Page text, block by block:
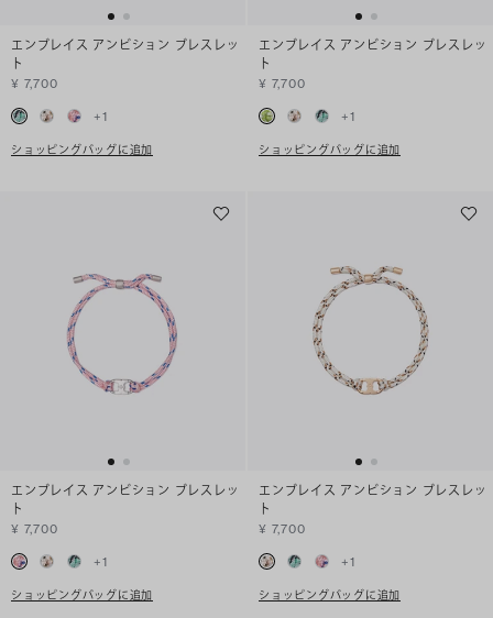
エンブレイス アンビション ブレスレッ
ト
¥ 7,700
+1
ショッピングバッグに追加
エンブレイス アンビション ブレスレッ
ト
¥ 7,700
+1
ショッピングバッグに追加
エンブレイス アンビション ブレスレッ
ト
¥ 7,700
+1
ショッピングバッグに追加
エンブレイス アンビション ブレスレッ
ト
¥ 7,700
+1
ショッピングバッグに追加